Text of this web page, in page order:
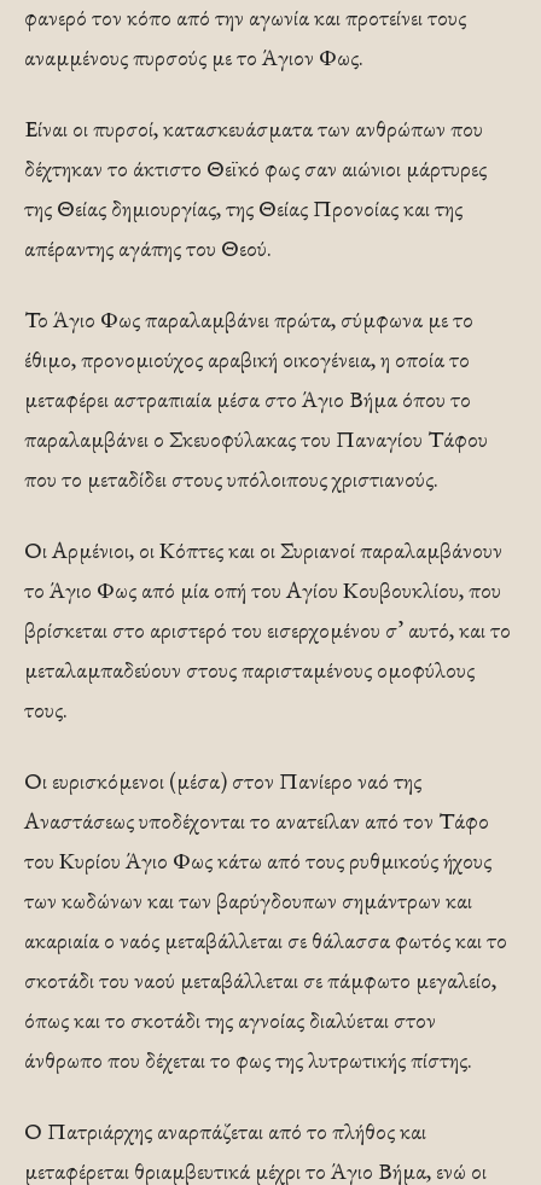
φανερό τον κόπο από την αγωνία και προτείνει τους
αναμμένους πυρσούς με το Άγιον Φως.
Είναι οι πυρσοί, κατασκευάσματα των ανθρώπων που
δέχτηκαν το άκτιστο Θεϊκό φως σαν αιώνιοι μάρτυρες
της Θείας δημιουργίας, της Θείας Προνοίας και της
απέραντης αγάπης του Θεού.
Το Άγιο Φως παραλαμβάνει πρώτα, σύμφωνα με το
έθιμο, προνομιούχος αραβική οικογένεια, η οποία το
μεταφέρει αστραπιαία μέσα στο Άγιο Βήμα όπου το
παραλαμβάνει ο Σκευοφύλακας του Παναγίου Τάφου
που το μεταδίδει στους υπόλοιπους χριστιανούς.
Οι Αρμένιοι, οι Κόπτες και οι Συριανοί παραλαμβάνουν
το Άγιο Φως από μία οπή του Αγίου Κουβουκλίου, που
βρίσκεται στο αριστερό του εισερχομένου σ’ αυτό, και το
μεταλαμπαδεύουν στους παρισταμένους ομοφύλους
τους.
Οι ευρισκόμενοι (μέσα) στον Πανίερο ναό της
Αναστάσεως υποδέχονται το ανατείλαν από τον Τάφο
του Κυρίου Άγιο Φως κάτω από τους ρυθμικούς ήχους
των κωδώνων και των βαρύγδουπων σημάντρων και
ακαριαία ο ναός μεταβάλλεται σε θάλασσα φωτός και το
σκοτάδι του ναού μεταβάλλεται σε πάμφωτο μεγαλείο,
όπως και το σκοτάδι της αγνοίας διαλύεται στον
άνθρωπο που δέχεται το φως της λυτρωτικής πίστης.
Ο Πατριάρχης αναρπάζεται από το πλήθος και
μεταφέρεται θριαμβευτικά μέχρι το Άγιο Βήμα, ενώ οι